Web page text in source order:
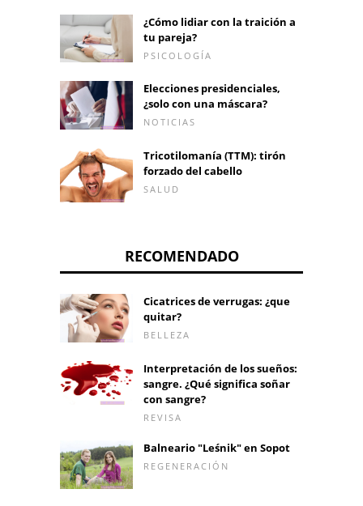
¿Cómo lidiar con la traición a
tu pareja?
PSICOLOGÍA
Elecciones presidenciales,
¿solo con una máscara?
NOTICIAS
Tricotilomanía (TTM): tirón
forzado del cabello
SALUD
RECOMENDADO
Cicatrices de verrugas: ¿que
quitar?
BELLEZA
Interpretación de los sueños:
sangre. ¿Qué significa soñar
con sangre?
REVISA
Balneario "Leśnik" en Sopot
REGENERACIÓN